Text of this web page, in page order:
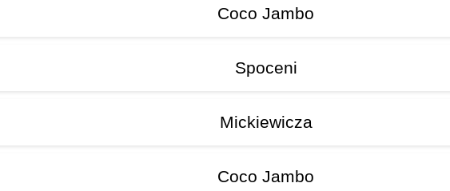
Coco Jambo
Spoceni
Mickiewicza
Coco Jambo